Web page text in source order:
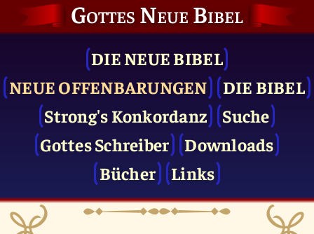
Gottes Neue Bibel
DIE NEUE BIBEL
NEUE OFFENBARUNGEN
DIE BIBEL
Strong's Konkordanz
Suche
Gottes Schreiber
Downloads
Bücher
Links